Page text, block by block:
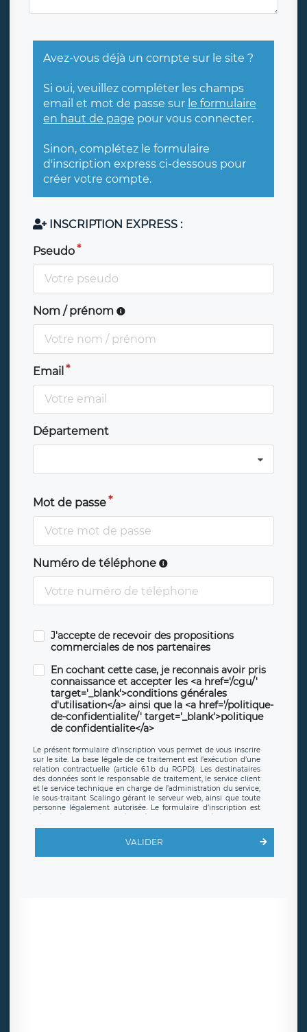
Avez-vous déjà un compte sur le site ?
Si oui, veuillez compléter les champs
email et mot de passe sur le formulaire
en haut de page pour vous connecter.
Sinon, complétez le formulaire
d'inscription express ci-dessous pour
créer votre compte.
INSCRIPTION EXPRESS :
Pseudo
Nom / prénom
Email
Département
Mot de passe
Numéro de téléphone
J'accepte de recevoir des propositions
commerciales de nos partenaires
En cochant cette case, je reconnais avoir pris
connaissance et accepter les <a href='/cgu/'
target='_blank'>conditions générales
d'utilisation</a> ainsi que la <a href='/politique-
de-confidentialite/' target='_blank'>politique
de confidentialite</a>
Le présent formulaire d’inscription vous permet de vous inscrire
sur le site. La base légale de ce traitement est l’exécution d’une
relation contractuelle (article 6.1.b du RGPD). Les destinataires
des données sont le responsable de traitement, le service client
et le service technique en charge de l’administration du service,
le sous-traitant Scalingo gérant le serveur web, ainsi que toute
personne légalement autorisée. Le formulaire d’inscription est
offrant desclauses de protection conformes au RGPD. Les
en sollicite la suppression, étant entendu que vous pouvez
demander la suppression de vos données et retirer votre
VALIDER